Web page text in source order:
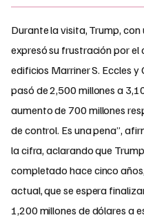
Durante la visita, Trump,
expresó su frustración por
edificios Marriner S. Eccles y
pasó de 2,500 millones a
aumento de 700 millones
de control. Es una pena”,
la cifra, aclarando que
completado hace cinco
actual, que se espera
1,200 millones de dólares a